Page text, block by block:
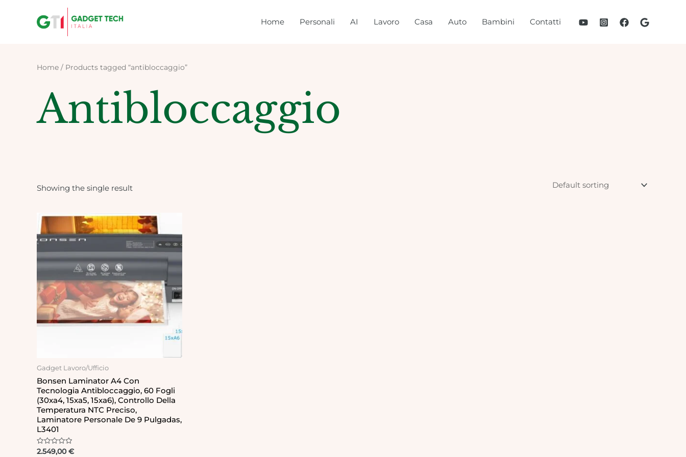
Home Personali AI Lavoro Casa Auto Bambini Contatti
Home / Products tagged “antibloccaggio”
Antibloccaggio
Showing the single result
Gadget Lavoro/Ufficio
Bonsen Laminator A4 Con
Tecnologia Antibloccaggio, 60 Fogli
(30xa4, 15xa5, 15xa6), Controllo Della
Temperatura NTC Preciso,
Laminatore Personale De 9 Pulgadas,
L3401
Rated
2.549,00€